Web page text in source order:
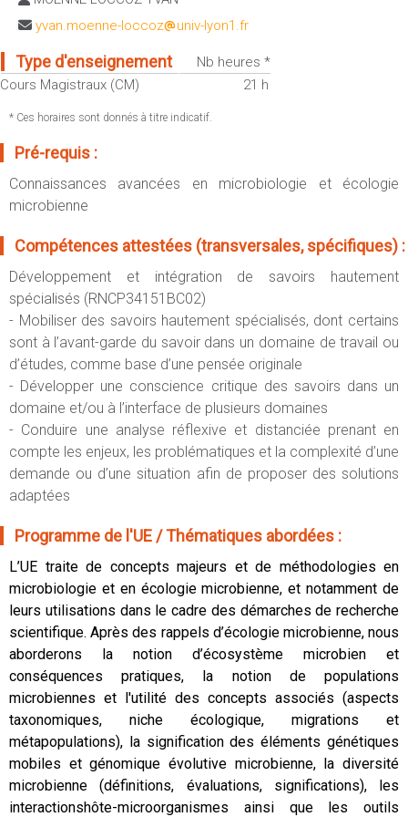
Sportives)
UFR FS (Chimie, Mathématique, Physique)
UFR Biosciences (Biologie, Biochimie)
GEP (Génie Electrique des Procédés - Département composante)
Informatique (Département Composante)
Mécanique (Département composante)
Fermer
OUTILS
Intranet des personnels
Moodle
Messagerie
Stage et emploi
de Compétences
Fermer
yvan.moenne-loccoz
univ-lyon1.fr
Type d'enseignement
Nb heures *
Cours Magistraux (CM)
21 h
* Ces horaires sont donnés à titre indicatif.
Pré-requis :
Connaissances avancées en microbiologie et écologie
microbienne
Compétences attestées (transversales, spécifiques) :
Développement et intégration de savoirs hautement
spécialisés (RNCP34151BC02)
- Mobiliser des savoirs hautement spécialisés, dont certains
sont à l’avant-garde du savoir dans un domaine de travail ou
d’études, comme base d’une pensée originale
- Développer une conscience critique des savoirs dans un
domaine et/ou à l’interface de plusieurs domaines
- Conduire une analyse réflexive et distanciée prenant en
compte les enjeux, les problématiques et la complexité d’une
demande ou d’une situation afin de proposer des solutions
adaptées
Programme de l'UE / Thématiques abordées :
L’UE traite de concepts majeurs et de méthodologies en
microbiologie et en écologie microbienne, et notamment de
leurs utilisations dans le cadre des démarches de recherche
scientifique. Après des rappels d’écologie microbienne, nous
aborderons la notion d’écosystème microbien et
conséquences pratiques, la notion de populations
microbiennes et l'utilité des concepts associés (aspects
taxonomiques, niche écologique, migrations et
métapopulations), la signification des éléments génétiques
mobiles et génomique évolutive microbienne, la diversité
microbienne (définitions, évaluations, significations), les
interactionshôte-microorganismes ainsi que les outils